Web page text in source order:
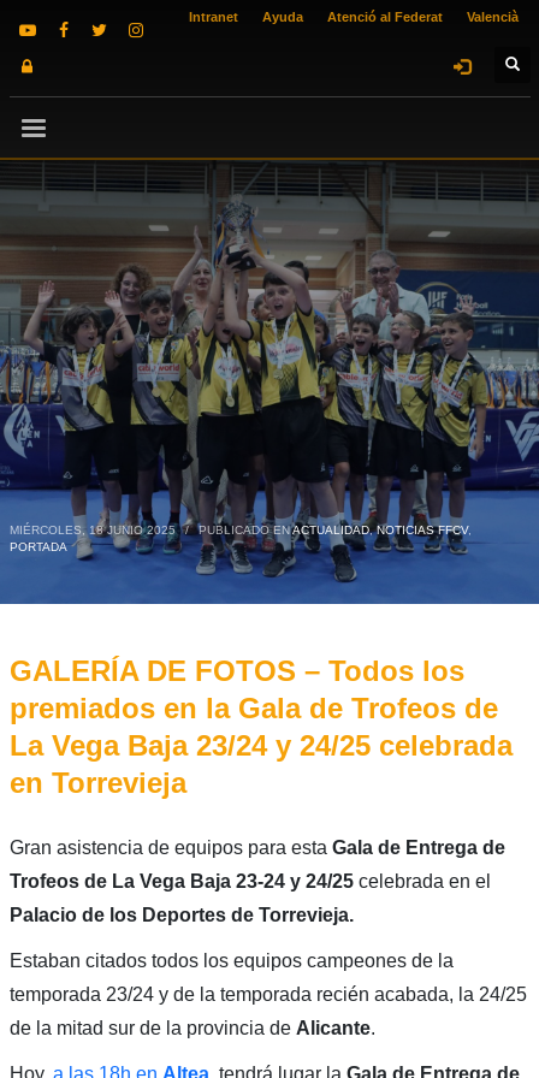
Intranet Ayuda Atenció al Federat Valencià
MIÉRCOLES, 18 JUNIO 2025 / PUBLICADO ENACTUALIDAD,NOTICIAS FFCV,
PORTADA
GALERÍA DE FOTOS – Todos los
premiados en la Gala de Trofeos de
La Vega Baja 23/24 y 24/25 celebrada
en Torrevieja
Gran asistencia de equipos para esta Gala de Entrega de
Trofeos de La Vega Baja 23-24 y 24/25celebrada en el
Palacio de los Deportes de Torrevieja.
Estaban citados todos los equipos campeones de la
temporada 23/24 y de la temporada recién acabada, la 24/25
de la mitad sur de la provincia de Alicante.
Hoy, a las 18h en Altea , tendrá lugar la Gala de Entrega de